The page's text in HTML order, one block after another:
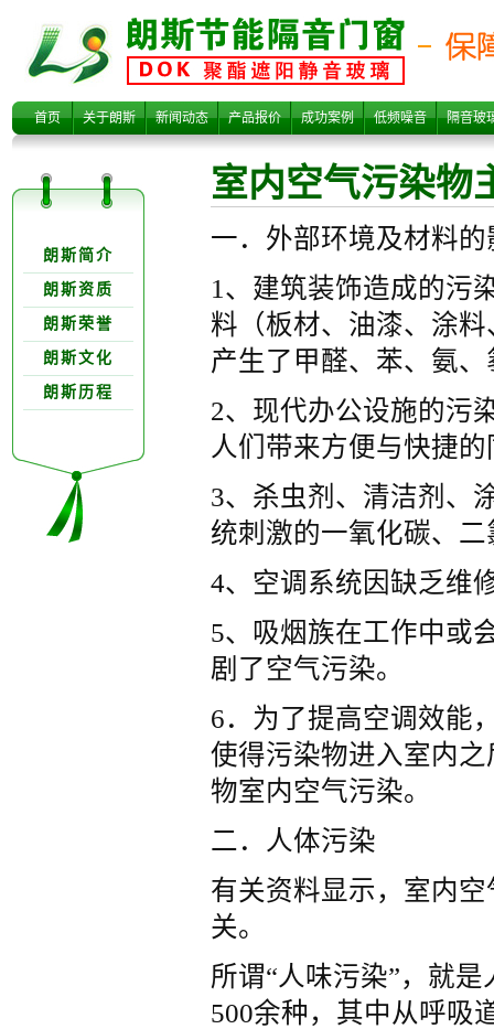
室内空气污染物
主要来源
首页 关于朗斯 新闻动态 产品报价 成功案例 低频噪音 隔音玻
室内空气污染物
一．外部环境及材料的
1、建筑装饰造成的污
料（板材、油漆、涂
产生了甲醛、苯、氨
2、现代办公设施的污
人们带来方便与快捷
3、杀虫剂、清洁剂、
统刺激的一氧化碳、
4、空调系统因缺乏维
5、吸烟族在工作中或
剧了空气污染。
6．为了提高空调效能
使得污染物进入室内
物室内空气污染。
二．人体污染
有关资料显示，室内
关。
所谓“人味污染”，就
500余种，其中从呼吸
朗斯简介
朗斯资质
朗斯荣誉
朗斯文化
朗斯历程